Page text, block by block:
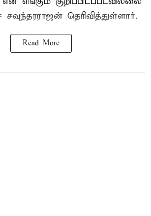
சவுந்தரராஜன் தெரிவித்துள்ளார்.
Read More